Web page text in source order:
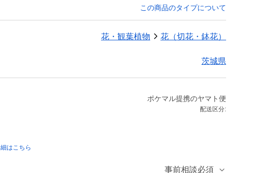
この商品のタイプについて
花・観葉植物 花（切花・鉢花）
茨城県
ポケマル提携のヤマト便
配送区分:
はこちら
事前相談必須